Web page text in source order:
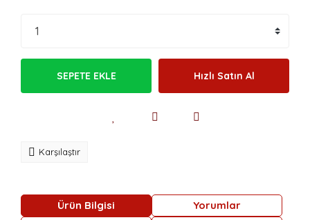
SEPETE EKLE Hızlı Satın Al
Karşılaştır
Ürün Bilgisi
Yorumlar